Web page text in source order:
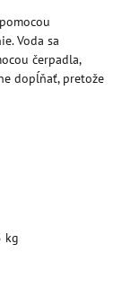
Voda sa
čerpadla,
dopĺňať, pretože
kg